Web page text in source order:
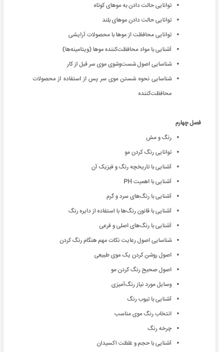
توانایی حالت دادن به موهای کوتاه
توانایی حالت دادن موهای بلند
توانایی محافظت از موها با محصولات آرایشی
آشنایی با مواد محافظت‌کننده موها (ویتامینه‌ها)
شناسایی اصول شست‌‌وشوی موی سر قبل از کار
شناسایی نحوه شستن موی سر پس از استفاده از محصولات
محافظت‌کننده
فصل چهارم
رنگ و مش
توانایی رنگ کردن مو
آشنایی با تاریخچه رنگ و فیزیک آن
آشنایی با اهمیت PH
آشنایی با رنگ‌های سرد و گرم
آشنایی با قانون رنگ‌ها با استفاده از دایره رنگ
آشنایی با رنگ‌های اصلی و فرعی
شناسایی اصول رعایت نکات مهم هنگام رنگ کردن
اصول روشن کردن یک موی طبیعی
اصول صحیح رنگ کردن مو
وسایل مورد نیاز رنگ‌آمیزی
آشنایی با تیوب رنگ
انتخاب رنگ موی مناسب
چرخه رنگ
آشنایی با حجم و غلظت اکسیدان